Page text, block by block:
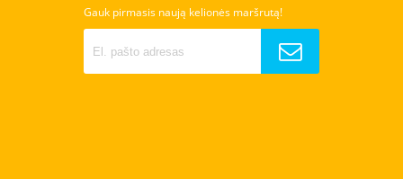
Gauk pirmasis naują kelionės maršrutą!